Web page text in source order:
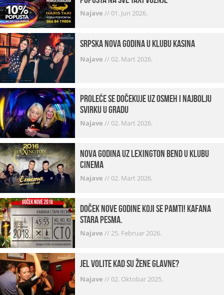
Najave //01. Jun 2026.
Srpska Nova godina u klubu Kasina
Najave //02. Mart 2026.
Proleće se dočekuje uz osmeh i najbolju
svirku u gradu
Najave //02. Mart 2026.
Nova godina uz Lexington bend u klubu
Cinema
Najave //02. Mart 2026.
Doček Nove godine koji se pamti! Kafana
Stara pesma.
Najave //25. Februar 2026.
Jel volite kad su žene glavne?
Najave //02. Oktobar 2025.